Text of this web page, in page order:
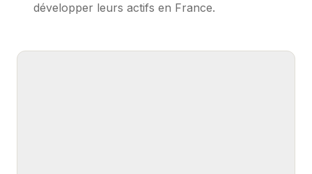
développer leurs actifs en France.